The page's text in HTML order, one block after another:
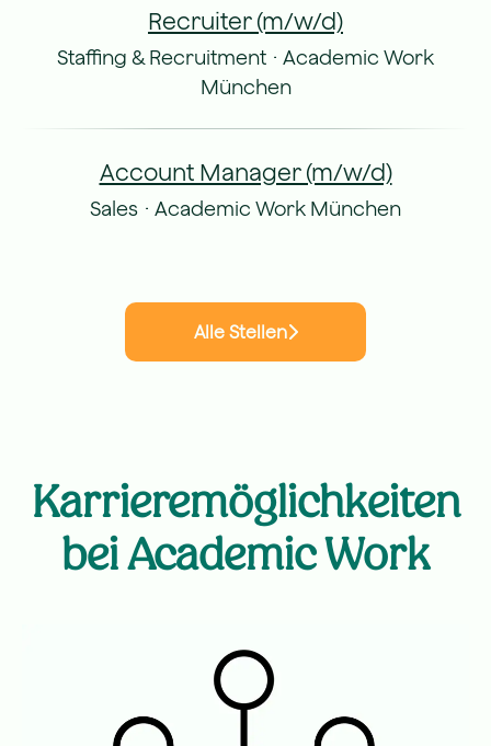
Recruiter (m/w/d)
Staffing & Recruitment · Academic Work
München
Account Manager (m/w/d)
Sales · Academic Work München
Alle Stellen
Karrieremöglichkeiten
bei Academic Work